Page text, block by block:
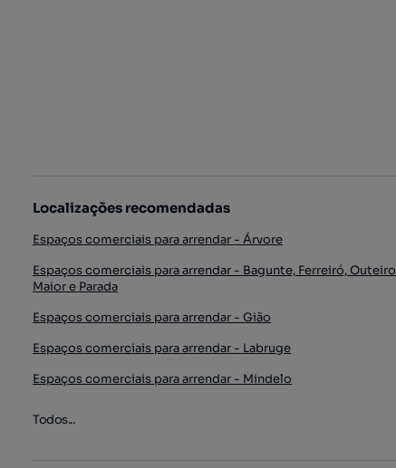
Localizações recomendadas
Espaços comerciais para arrendar - Árvore
Espaços comerciais para arrendar - Bagunte, Ferreiró, Outeiro
Maior e Parada
Espaços comerciais para arrendar - Gião
Espaços comerciais para arrendar - Labruge
Espaços comerciais para arrendar - Mindelo
Todos...